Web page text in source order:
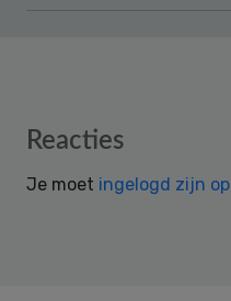
Reader
Reacties
Je moet ingelogd zijn op